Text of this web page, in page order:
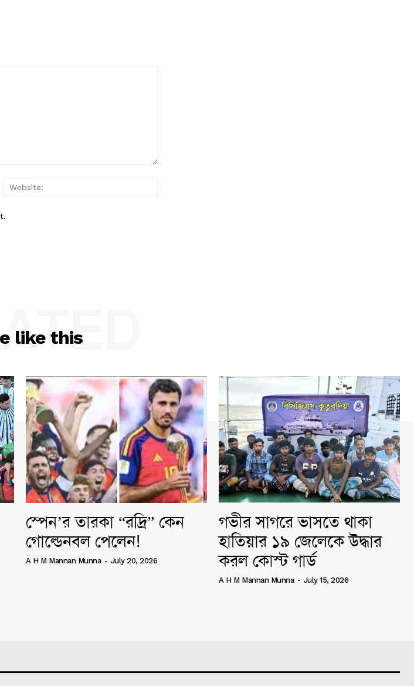
Email:*
like this
স্পেন’র তারকা “রদ্রি” কেন
গোল্ডেনবল পেলেন!
A H M Mannan Munna - July 20, 2026
গভীর সাগরে ভাসতে থাকা
হাতিয়ার ১৯ জেলেকে উদ্ধার
করল কোস্ট গার্ড
A H M Mannan Munna - July 15, 2026